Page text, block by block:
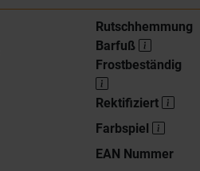
Rutschhemmung
Barfuß
Frostbeständig
Rektifiziert
Farbspiel
EAN Nummer